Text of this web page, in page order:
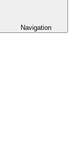
Navigation